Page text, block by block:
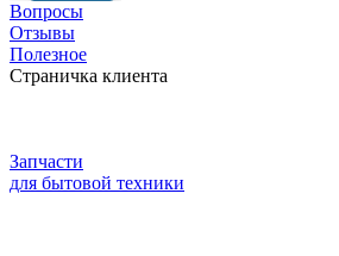
Вопросы
Отзывы
Полезное
Страничка клиента
Запчасти
для бытовой техники